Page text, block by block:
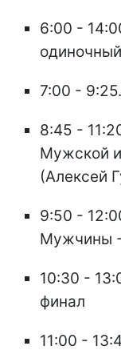
6:00 -
7:00 -
8:45 -
Мужской
(Алексей
9:50 -
Мужчины -
10:30 -
финал
11:00 -